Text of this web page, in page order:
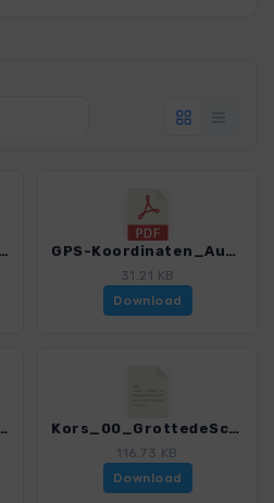
GPS-Daten WF Korsika - Haftungsausschluss, Nutzungsbedingungen und Hinweise_4280_18.pdf GPS-Koordinaten_Ausgangspunkte_WF_Korsika_4280_18.pdf
31.21 KB
Download
Mori_4280_18.gpx Kors_00_GrottedeScaffa_4280_18.gpx
116.73 KB
Download